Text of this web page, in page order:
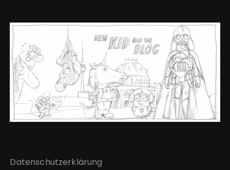
Datenschutzerklärung